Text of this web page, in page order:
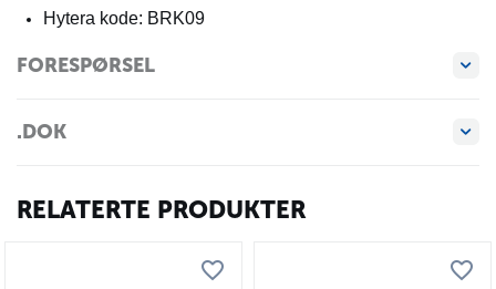
Hytera kode: BRK09
FORESPØRSEL
.DOK
RELATERTE PRODUKTER